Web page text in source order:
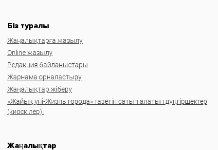
Біз туралы
Жаңалықтарға жазылу
Online жазылу
Редакция байланыстары
Жарнама орналастыру
Жаңалықтар жіберу
«Жайық үні-Жизнь города» газетін сатып алатын дүңгіршектер
(киоскілер):
Жаңалықтар